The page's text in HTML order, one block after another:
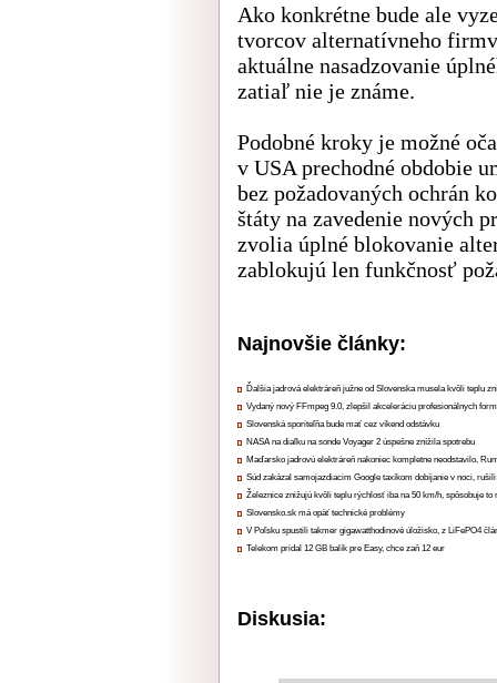
Ako konkrétne bude ale
tvorcov alternatívneho
aktuálne nasadzovanie
zatiaľ nie je známe.
Podobné kroky je možné
v USA prechodné obdobie
bez požadovaných ochrán
štáty na zavedenie nových
zvolia úplné blokovanie
zablokujú len funkčnosť
Najnovšie články:
Ďalšia jadrová elektráreň južne od Slovenska musela kvôli teplu
Vydaný nový FFmpeg 9.0, zlepšil akceleráciu profesionálnych
Slovenská sporiteľňa bude mať cez víkend odstávku
NASA na diaľku na sonde Voyager 2 úspešne znížila spotrebu
Maďarsko jadrovú elektráreň nakoniec kompletne neodstavilo,
Súd zakázal samojazdiacim Google taxíkom dobíjanie v noci,
Železnice znižujú kvôli teplu rýchlosť iba na 50 km/h, spôsobuje to
Slovensko.sk má opäť technické problémy
V Poľsku spustili takmer gigawatthodinové úložisko, z LiFePO4
Telekom pridal 12 GB balík pre Easy, chce zaň 12 eur
Diskusia: